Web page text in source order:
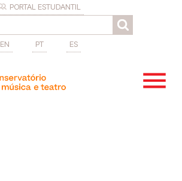
PORTAL ESTUDANTIL
EN PT ES